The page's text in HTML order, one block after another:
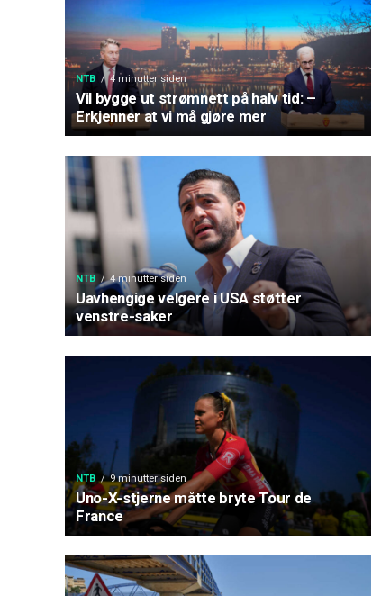
NTB 4 minutter siden
Vil bygge ut strømnett på halv tid: –
Erkjenner at vi må gjøre mer
NTB 4 minutter siden
Uavhengige velgere i USA støtter
venstre-saker
NTB 9 minutter siden
Uno-X-stjerne måtte bryte Tour de
France